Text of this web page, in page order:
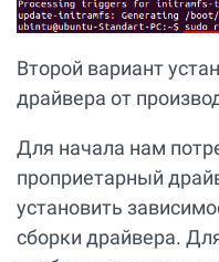
Второй вариант
драйвера от
Для начала нам
проприетарный
установить
сборки драйвера.